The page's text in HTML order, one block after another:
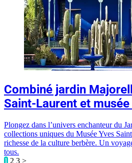
Combiné jardin
Saint-Laurent et
Plongez dans l’univers enchanteur du
collections uniques du Musée Yves
richesse de la culture berbère. Un
tous.
1 2 3 >